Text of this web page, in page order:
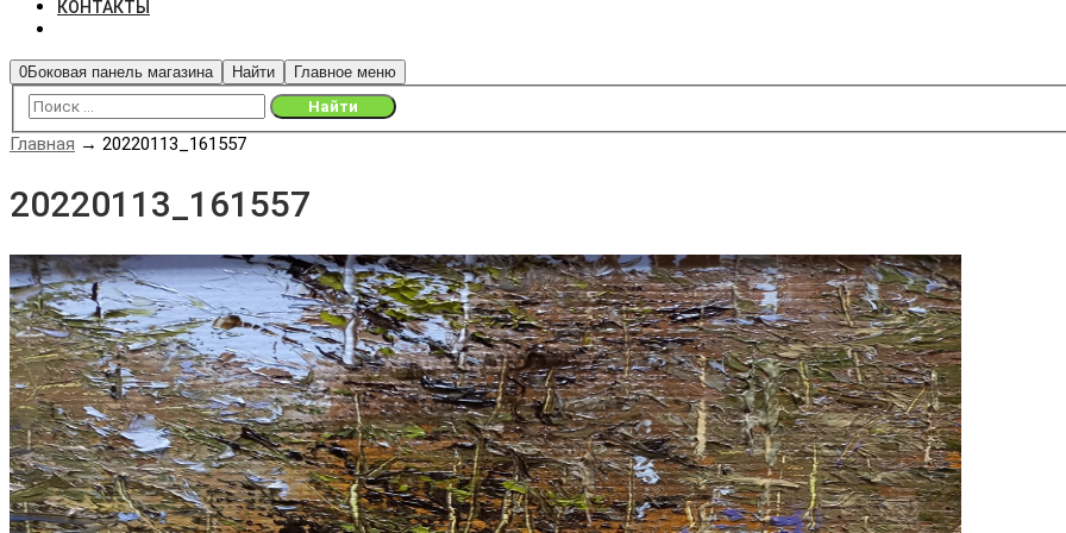
КОНТАКТЫ
0Боковая панель магазина Найти Главное меню
Главная → 20220113_161557
20220113_161557